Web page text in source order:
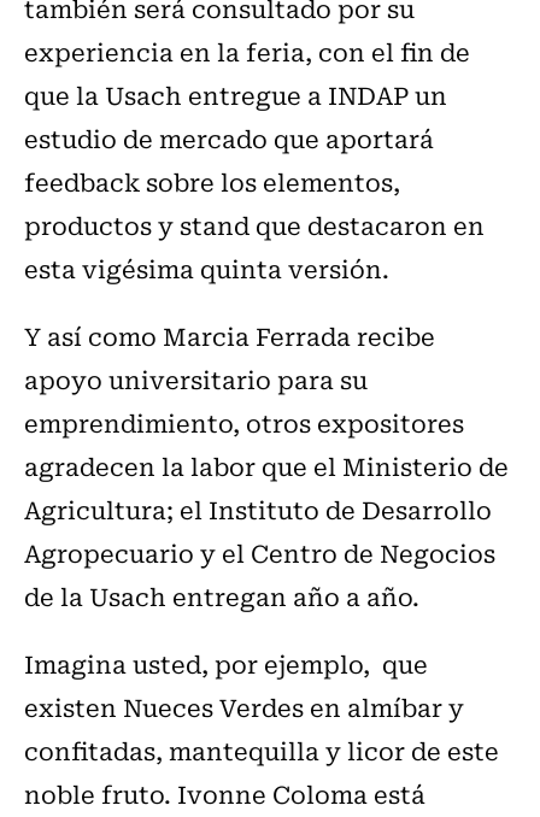
también será consultado por su
experiencia en la feria, con el fin de
que la Usach entregue a INDAP un
estudio de mercado que aportará
feedback sobre los elementos,
productos y stand que destacaron en
esta vigésima quinta versión.
Y así como Marcia Ferrada recibe
apoyo universitario para su
emprendimiento, otros expositores
agradecen la labor que el Ministerio de
Agricultura; el Instituto de Desarrollo
Agropecuario y el Centro de Negocios
de la Usach entregan año a año.
Imagina usted, por ejemplo, que
existen Nueces Verdes en almíbar y
confitadas, mantequilla y licor de este
noble fruto. Ivonne Coloma está